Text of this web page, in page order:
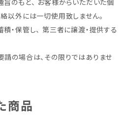
のもと、 お客様からいただいた個
以外には一切使用致しません。
・保管し、 第三者に譲渡・提供する
の場合は、その限りではありませ
商品